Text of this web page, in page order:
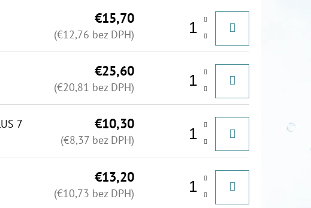
€15,70
(€12,76 bez DPH)
€25,60
(€20,81 bez DPH)
7
€10,30
(€8,37 bez DPH)
€13,20
(€10,73 bez DPH)